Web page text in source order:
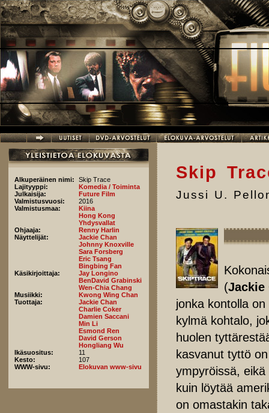
Hyppää pääsisältöön
Alkuperäinen nimi:
Skip Trace
Lajityyppi:
Komedia / Toiminta
Julkaisija:
Future Film
Valmistusvuosi:
2016
Valmistusmaa:
Kiina
Hong Kong
Yhdysvallat
Ohjaaja:
Renny Harlin
Näyttelijät:
Jackie Chan
Johnny Knoxville
Sara Forsberg
Eric Tsang
Bingbing Fan
Käsikirjoittaja:
Jay Longino
BenDavid Grabinski
Wen-Chia Chang
Musiikki:
Kwong Wing Chan
Tuottaja:
Jackie Chan
Charlie Coker
Damien Saccani
Min Li
Esmond Ren
David Gerson
Hongliang Wu
Ikäsuositus:
11
Kesto:
107
WWW-sivu:
Elokuvan www-sivu
Skip
Jussi U.
(Jackie
jonka kontolla
kylmä kohtalo,
huolen
kasvanut tyttö
ympyröissä,
kuin löytää
on omastakin